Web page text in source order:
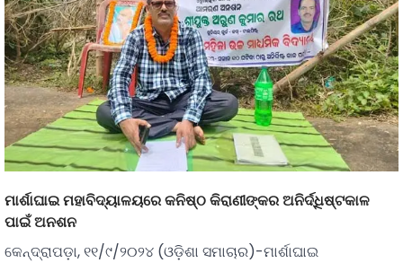
ମାର୍ଶାଘାଇ ମହାବିଦ୍ୟାଳୟରେ କନିଷ୍ଠ କିରାଣୀଙ୍କର ଅନିର୍ଦ୍ଧିଷ୍ଟକାଳ
ପାଇଁ ଅନଶନ
କେନ୍ଦ୍ରାପଡ଼ା, ୧୧/୯/୨୦୨୪ (ଓଡ଼ିଶା ସମାଚାର)-ମାର୍ଶାଘାଇ